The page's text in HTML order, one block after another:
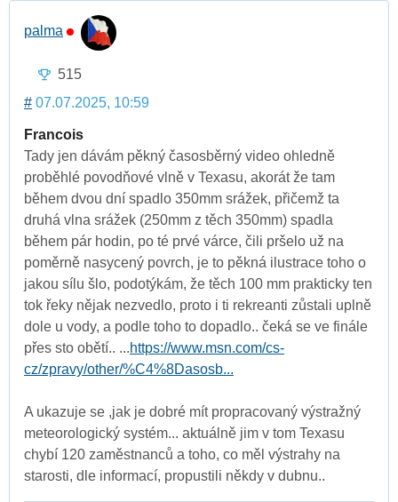
palma
515
# 07.07.2025, 10:59
Francois
Tady jen dávám pěkný časosběrný video ohledně
proběhlé povodňové vlně v Texasu, akorát že tam
během dvou dní spadlo 350mm srážek, přičemž ta
druhá vlna srážek (250mm z těch 350mm) spadla
během pár hodin, po té prvé várce, čili pršelo už na
poměrně nasycený povrch, je to pěkná ilustrace toho o
jakou sílu šlo, podotýkám, že těch 100 mm prakticky ten
tok řeky nějak nezvedlo, proto i ti rekreanti zůstali uplně
dole u vody, a podle toho to dopadlo.. čeká se ve finále
přes sto obětí.. ...https://www.msn.com/cs-
cz/zpravy/other/%C4%8Dasosb...
A ukazuje se ,jak je dobré mít propracovaný výstražný
meteorologický systém... aktuálně jim v tom Texasu
chybí 120 zaměstnanců a toho, co měl výstrahy na
starosti, dle informací, propustili někdy v dubnu..